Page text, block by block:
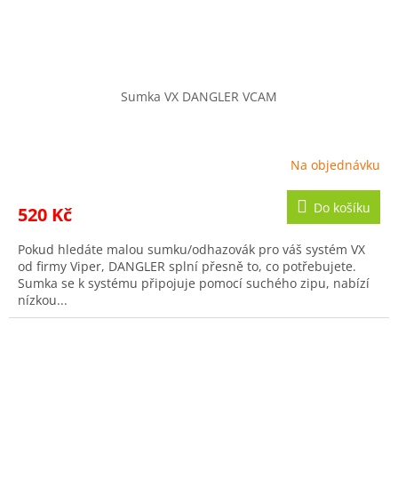
Sumka VX DANGLER VCAM
Na objednávku
520 Kč Do košíku
Pokud hledáte malou sumku/odhazovák pro váš systém VX
od firmy Viper, DANGLER splní přesně to, co potřebujete.
Sumka se k systému připojuje pomocí suchého zipu, nabízí
nízkou...